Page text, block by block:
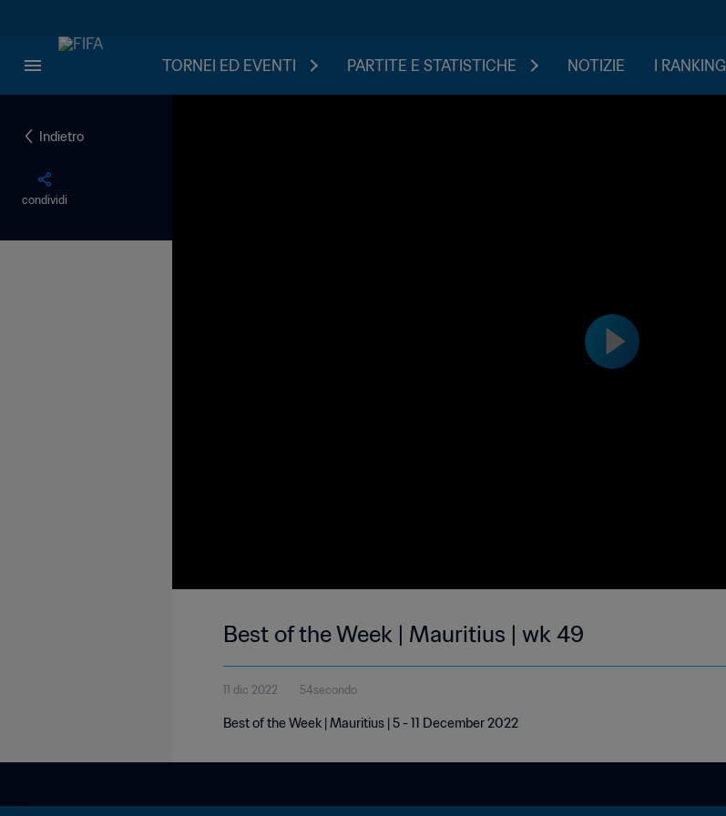
TORNEI ED EVENTI PARTITE E STATISTICHE NOTIZIE I RANKING
Indietro
condividi
Best of the Week | Mauritius | wk 49
11 dic 2022 54secondo
Best of the Week | Mauritius | 5 - 11 December 2022